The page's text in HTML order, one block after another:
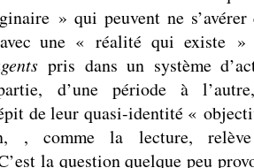
» qui peuvent ne
une « réalité qui existe »
pris dans un système
d’une période à
de leur quasi-identité «
, comme la lecture,
la question quelque peu